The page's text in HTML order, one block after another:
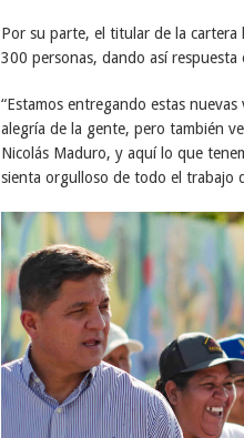
Por su parte, el titular de la cartera
300 personas, dando así
“Estamos entregando estas
alegría de la gente, pero también
Nicolás Maduro, y aquí lo que
sienta orgulloso de todo el trabajo